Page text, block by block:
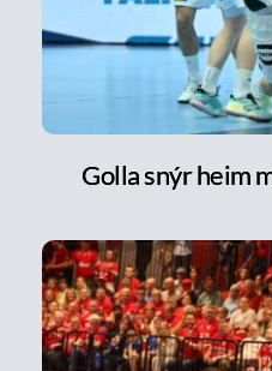
Golla snýr heim